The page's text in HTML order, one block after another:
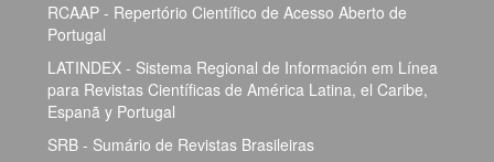
RCAAP - Repertório Científico de Acesso Aberto de
Portugal
LATINDEX - Sistema Regional de Información em Línea
para Revistas Científicas de América Latina, el Caribe,
Espanã y Portugal
SRB - Sumário de Revistas Brasileiras